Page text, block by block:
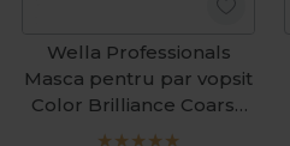
Wella Professionals
Masca pentru par vopsit
Color Brilliance Coarse
500ml